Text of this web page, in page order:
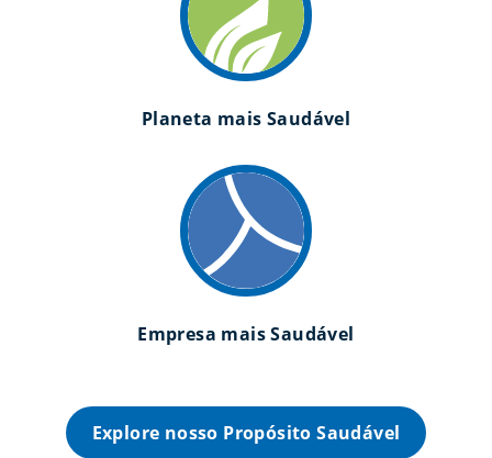
Planeta mais Saudável
Empresa mais Saudável
Explore nosso Propósito Saudável